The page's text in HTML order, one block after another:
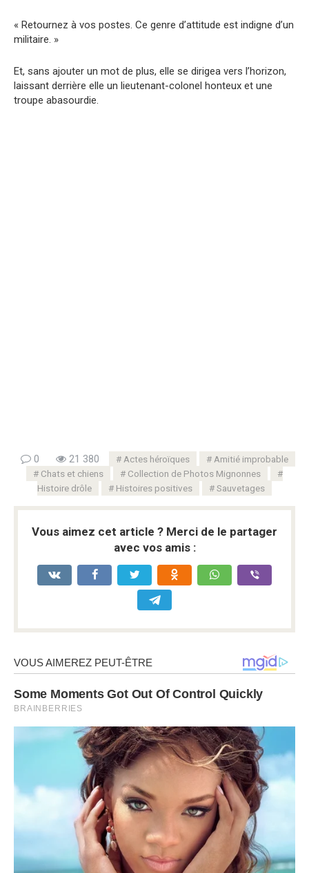
« Retournez à vos postes. Ce genre d’attitude est indigne d’un
militaire. »
Et, sans ajouter un mot de plus, elle se dirigea vers l’horizon,
laissant derrière elle un lieutenant-colonel honteux et une
troupe abasourdie.
0 21 380 Actes héroïques
Amitié improbable
Chats et chiens
Collection de Photos Mignonnes
Histoire drôle
Histoires positives Sauvetages
Vous aimez cet article ? Merci de le partager
avec vos amis :